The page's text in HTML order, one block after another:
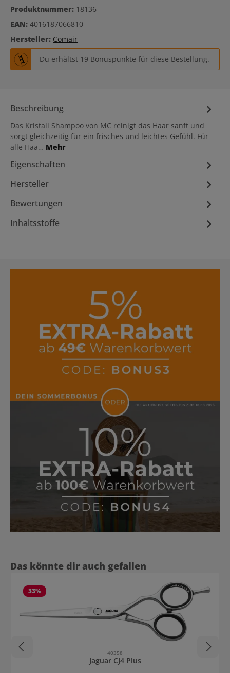
Produktnummer: 18136
EAN: 4016187066810
Hersteller: Comair
Du erhältst 19 Bonuspunkte für diese Bestellung.
Beschreibung
Das Kristall Shampoo von MC reinigt das Haar sanft und
sorgt gleichzeitig für ein frisches und leichtes Gefühl. Für
alle Haa… Mehr
Eigenschaften
Hersteller
Bewertungen
Inhaltsstoffe
Produktgalerie überspringen
Das könnte dir auch gefallen
33%
40358
Jaguar CJ4 Plus